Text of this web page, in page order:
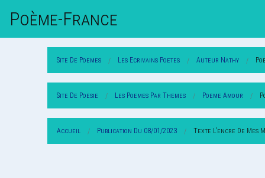
Poème-FrAnce
Site De Poemes Les Ecrivains Poetes Auteur Nathy
Site De Poesie Les Poemes Par Themes Poeme Amour
Accueil Publication Du 08/01/2023 Texte L'encre De Mes